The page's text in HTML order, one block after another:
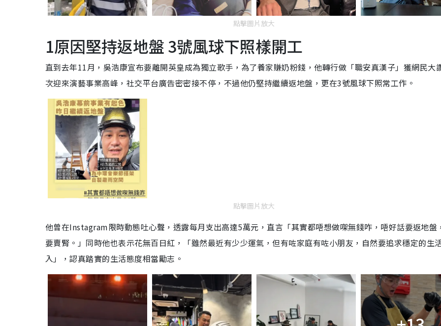
點擊圖片放大
1原因堅持返地盤 3號風球下照樣開工
直到去年11月，吳浩康宣布要離開英皇成為獨立歌手，為了養家賺奶粉錢，他轉行做「職安真漢子」獲網民大
次迎來演藝事業高峰，社交平台廣告密密接不停，不過他仍堅持繼續返地盤，更在3號風球下照常工作。
點擊圖片放大
他曾在Instagram限時動態吐心聲，透露每月支出高達5萬元，直言「其實都唔想做㗎無錢咋，唔好話要返地盤
要賣腎。」同時他也表示花無百日紅，「雖然最近有少少運氣，但有咗家庭有咗小朋友，自然要追求穩定的生
入」，認真踏實的生活態度相當勵志。